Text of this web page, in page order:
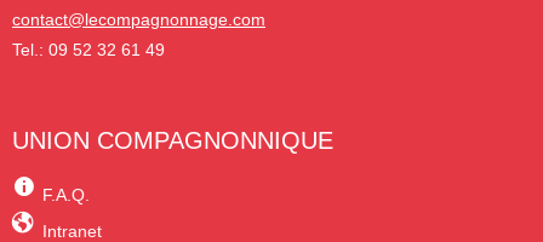
contact@lecompagnonnage.com
Tel.: 09 52 32 61 49
UNION COMPAGNONNIQUE
F.A.Q.
Intranet